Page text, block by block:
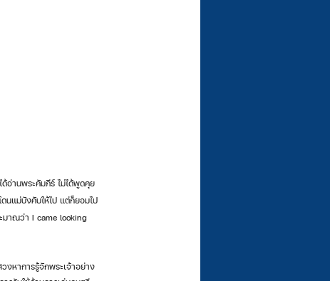
ด้อ่านพระคัมภีร์ ไม่ได้พูดคุย
นแม่บังคับให้ไป แต่ก็ยอมไป
มาณว่า I came looking